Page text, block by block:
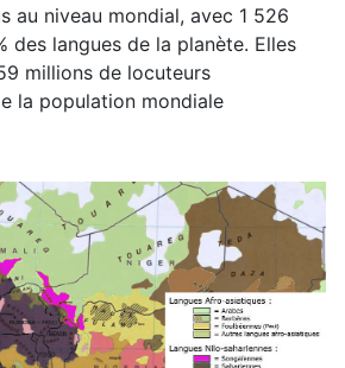
au niveau mondial, avec 1 526
des langues de la planète. Elles
millions de locuteurs
la population mondiale